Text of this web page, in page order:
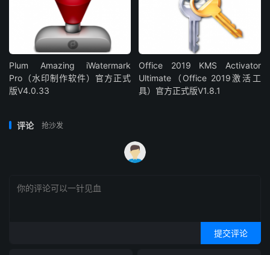
Plum Amazing iWatermark
Pro（水印制作软件）官方正式
版V4.0.33
Office 2019 KMS Activator
Ultimate（Office 2019激活工
具）官方正式版V1.8.1
评论 抢沙发
提交评论